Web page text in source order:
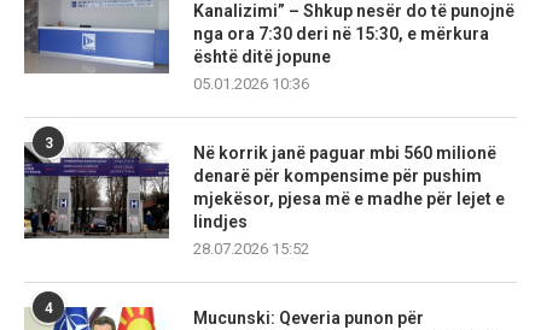
Kanalizimi” – Shkup nesër do të punojnë
nga ora 7:30 deri në 15:30, e mërkura
është ditë jopune
05.01.2026 10:36
3
Në korrik janë paguar mbi 560 milionë
denarë për kompensime për pushim
mjekësor, pjesa më e madhe për lejet e
lindjes
28.07.2026 15:52
4
Mucunski: Qeveria punon për